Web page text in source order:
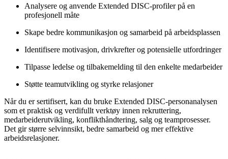
Analysere og anvende Extended DISC-profiler på en
profesjonell måte
Skape bedre kommunikasjon og samarbeid på arbeidsplassen
Identifisere motivasjon, drivkrefter og potensielle utfordringer
Tilpasse ledelse og tilbakemelding til den enkelte medarbeider
Støtte teamutvikling og styrke relasjoner
Når du er sertifisert, kan du bruke Extended DISC-personanalysen
som et praktisk og verdifullt verktøy innen rekruttering,
medarbeiderutvikling, konflikthåndtering, salg og teamprosesser.
Det gir større selvinnsikt, bedre samarbeid og mer effektive
arbeidsrelasjoner.